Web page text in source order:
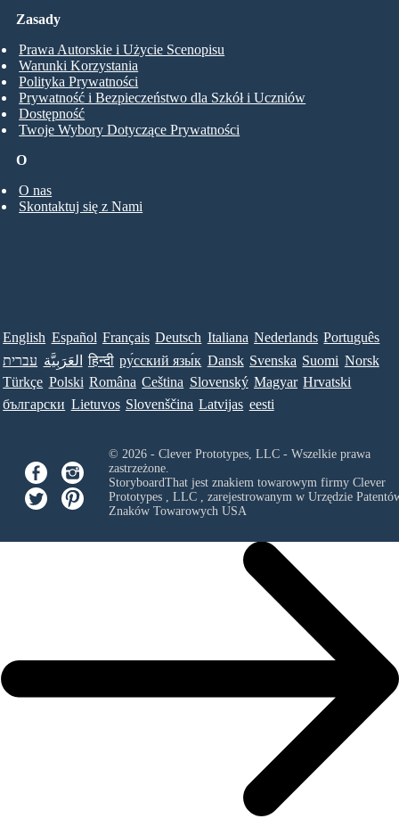
O
O nas
Skontaktuj się z Nami
Zasady
Prawa Autorskie i Użycie Scenopisu
Warunki Korzystania
Polityka Prywatności
Prywatność i Bezpieczeństwo dla Szkół i Uczniów
Dostępność
Twoje Wybory Dotyczące Prywatności
English Español Français Deutsch Italiana Nederlands Português
עברית العَرَبِيَّة हिन्दी ру́сский язы́к Dansk Svenska Suomi Norsk
Türkçe Polski Româna Ceština Slovenský Magyar Hrvatski
български Lietuvos Slovenščina Latvijas eesti
© 2026 - Clever Prototypes, LLC - Wszelkie prawa
zastrzeżone.
StoryboardThat jest znakiem towarowym firmy Clever
Prototypes , LLC, zarejestrowanym w Urzędzie
Znaków Towarowych USA